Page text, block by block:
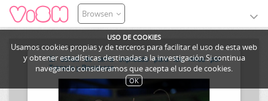
USO DE COOKIES
Usamos cookies propias y de terceros para facilitar el uso de esta web
y obtener estadísticas destinadas a la investigación.Si continua
navegando consideramos que acepta el uso de cookies.
OK
Browsen